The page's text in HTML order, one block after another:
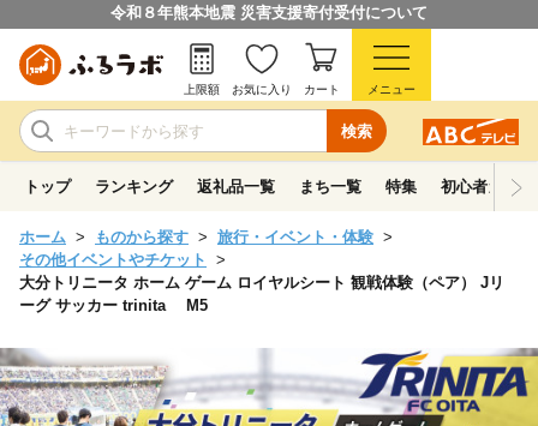
令和８年熊本地震 災害支援寄付受付について
検索
上限額 お気に入り カート メニュー
トップ ランキング 返礼品一覧 まち一覧 特集 初心者ガイド
ホーム ものから探す
旅行・イベント・体験
その他イベントやチケット
大分トリニータ ホーム ゲーム ロイヤルシート 観戦体験（ペア） Jリ
ーグ サッカー trinita M5